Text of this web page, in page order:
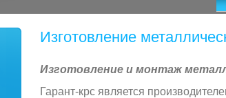
Изготовление
Изготовление и монтаж
Гарант-крс является